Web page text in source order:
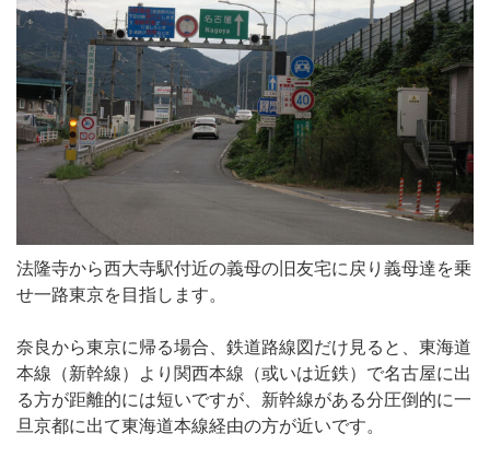
法隆寺から西大寺駅付近の義母の旧友宅に戻り義母達を乗
せ一路東京を目指します。
奈良から東京に帰る場合、鉄道路線図だけ見ると、東海道
本線（新幹線）より関西本線（或いは近鉄）で名古屋に出
る方が距離的には短いですが、新幹線がある分圧倒的に一
旦京都に出て東海道本線経由の方が近いです。